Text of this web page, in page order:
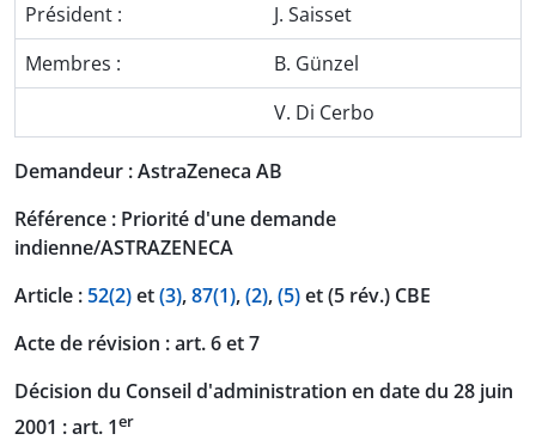
Président :
J. Saisset
Membres :
B. Günzel
V. Di Cerbo
Demandeur : AstraZeneca AB
Référence : Priorité d'une demande
indienne/ASTRAZENECA
Article :52(2)et(3),87(1),(2),(5)et (5 rév.) CBE
Acte de révision : art. 6 et 7
Décision du Conseil d'administration en date du 28 juin
2001 : art. 1er